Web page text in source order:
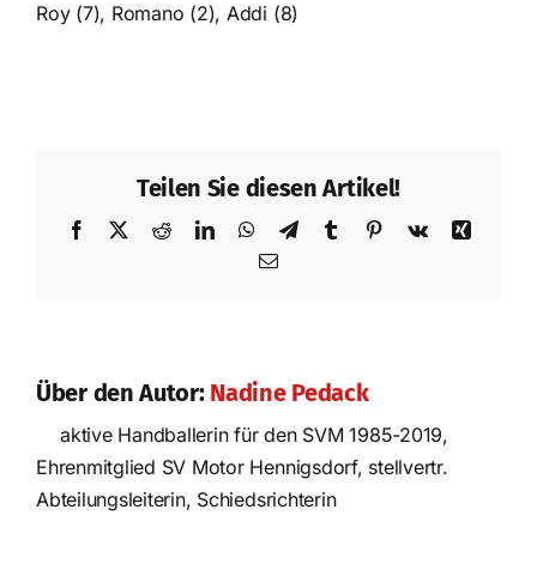
Roy (7), Romano (2), Addi (8)
Teilen Sie diesen Artikel!
Facebook RedditLinkedInWhatsApp
TelegramTumblrPinterestVk
Xing
E-
Über den Autor: Nadine Pedack
aktive Handballerin für den SVM 1985-2019,
Ehrenmitglied SV Motor Hennigsdorf, stellvertr.
Abteilungsleiterin, Schiedsrichterin
Nach der
Saison ist vor